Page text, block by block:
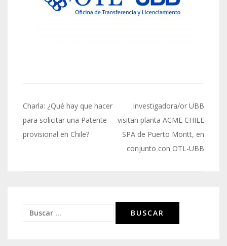
Navegación
de
entradas
Charla: ¿Qué hay que hacer
para solicitar una Patente
provisional en Chile?
Investigadora/or UBB
visitan planta ACME CHILE
SPA de Puerto Montt, en
conjunto con OTL-UBB
Buscar: